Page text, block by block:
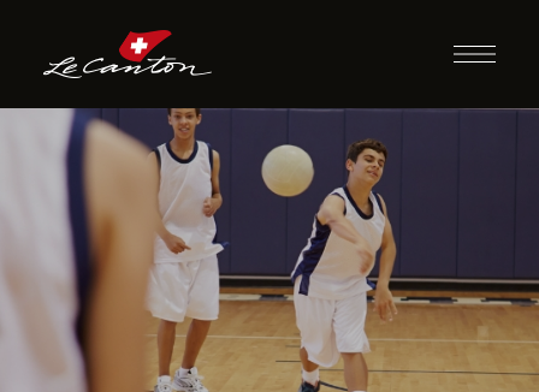
Atividades com
Bola e/ou Futebol